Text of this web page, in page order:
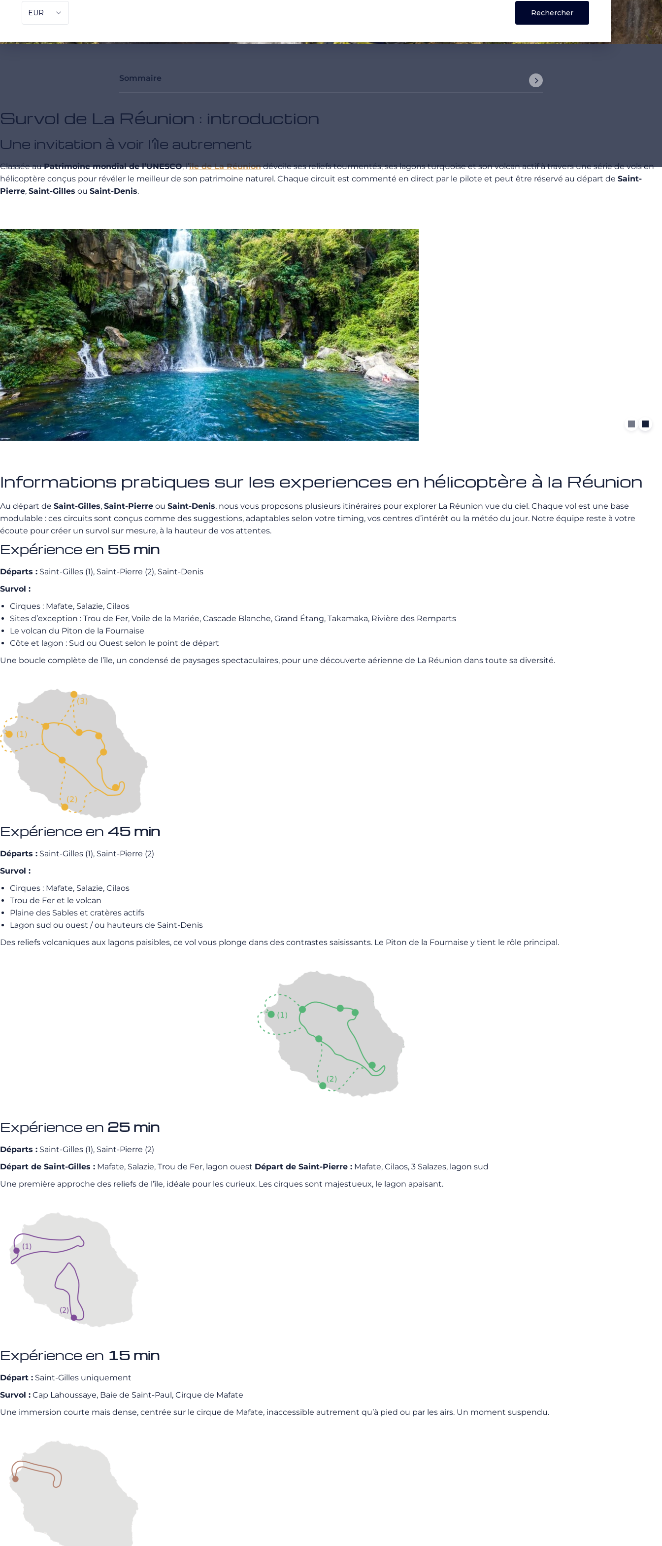
Sommaire
Survol de La Réunion : introduction
Une invitation à voir l’île autrement
Classée auPatrimoine mondial de l’UNESCO, l’île de La Réuniondévoile ses reliefs tourmentés, ses lagons turquoise et son volcan actif à travers une série de vols en
hélicoptère conçus pour révéler le meilleur de son patrimoine naturel. Chaque circuit est commenté en direct par le pilote et peut être réservé au départ de Saint-
Pierre, Saint-Gilles ou Saint-Denis.
Informations pratiques sur les experiences en hélicoptère à la Réunion
Au départ de Saint-Gilles, Saint-Pierre ou Saint-Denis, nous vous proposons plusieurs itinéraires pour explorer La Réunion vue du ciel. Chaque vol est une base
modulable : ces circuits sont conçus comme des suggestions, adaptables selon votre timing, vos centres d’intérêt ou la météo du jour. Notre équipe reste à votre
écoute pour créer un survol sur mesure, à la hauteur de vos attentes.
Expérience en 55 min
Départs : Saint-Gilles (1), Saint-Pierre (2), Saint-Denis
Survol :
Cirques : Mafate, Salazie, Cilaos
Sites d’exception : Trou de Fer, Voile de la Mariée, Cascade Blanche, Grand Étang, Takamaka, Rivière des Remparts
Le volcan du Piton de la Fournaise
Côte et lagon : Sud ou Ouest selon le point de départ
Une boucle complète de l’île, un condensé de paysages spectaculaires, pour une découverte aérienne de La Réunion dans toute sa diversité.
Expérience en 45 min
Départs : Saint-Gilles (1), Saint-Pierre (2)
Survol :
Cirques : Mafate, Salazie, Cilaos
Trou de Fer et le volcan
Plaine des Sables et cratères actifs
Lagon sud ou ouest / ou hauteurs de Saint-Denis
Des reliefs volcaniques aux lagons paisibles, ce vol vous plonge dans des contrastes saisissants. Le Piton de la Fournaise y tient le rôle principal.
Expérience en 25 min
Départs : Saint-Gilles (1), Saint-Pierre (2)
Départ de Saint-Gilles : Mafate, Salazie, Trou de Fer, lagon ouest Départ de Saint-Pierre : Mafate, Cilaos, 3 Salazes, lagon sud
Une première approche des reliefs de l’île, idéale pour les curieux. Les cirques sont majestueux, le lagon apaisant.
Expérience en 15 min
Départ : Saint-Gilles uniquement
Survol : Cap Lahoussaye, Baie de Saint-Paul, Cirque de Mafate
Une immersion courte mais dense, centrée sur le cirque de Mafate, inaccessible autrement qu’à pied ou par les airs. Un moment suspendu.